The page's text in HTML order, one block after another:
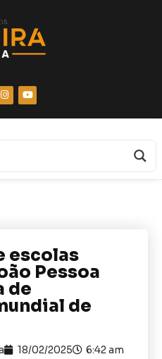
escolas
Pessoa
de
de
18/02/2025 6:42 am